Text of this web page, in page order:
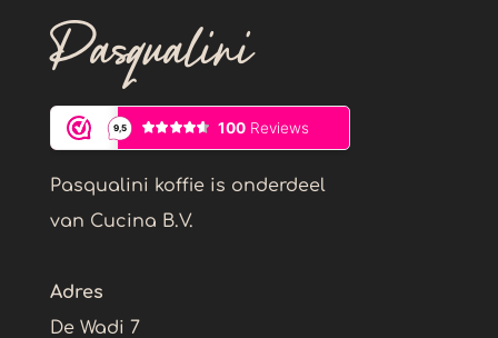
Pasqualini
Pasqualini koffie is onderdeel
van Cucina B.V.
Adres
De Wadi 7